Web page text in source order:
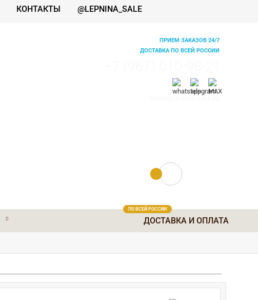
КОНТАКТЫ @LEPNINA_SALE
ПРИЕМ ЗАКАЗОВ 24/7
ДОСТАВКА ПО ВСЕЙ РОССИИ
ДОСТАВКА И ОПЛАТА
ПО ВСЕЙ РОССИИ